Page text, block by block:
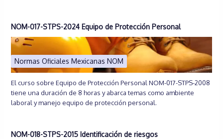
NOM-017-STPS-2024 Equipo de Protección Personal
Normas Oficiales Mexicanas NOM
El curso sobre Equipo de Protección Personal NOM-017-STPS-2008
tiene una duración de 8 horas y abarca temas como ambiente
laboral y manejo equipo de protección personal.
NOM-018-STPS-2015 Identificación de riesgos